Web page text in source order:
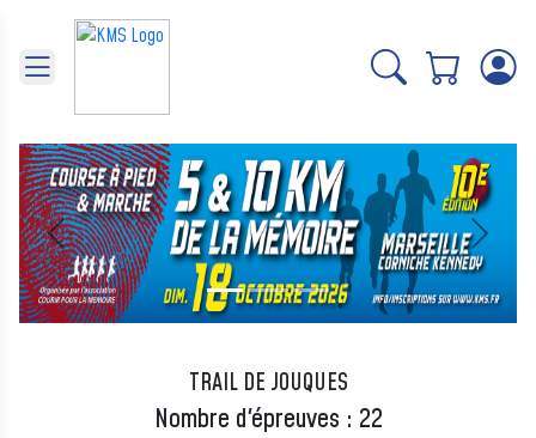
Précédent Suivant
TRAIL DE JOUQUES
Nombre d'épreuves : 22
Panneau de gestion des cookies